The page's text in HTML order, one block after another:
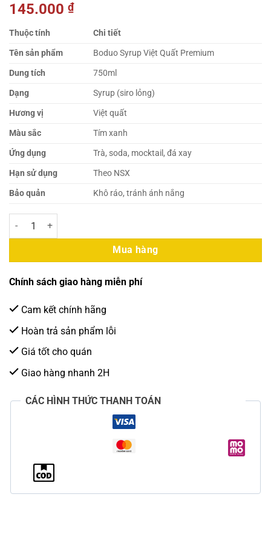
145.000 ₫
Thuộc tính
Chi tiết
Tên sản phẩm
Boduo Syrup Việt Quất Premium
Dung tích
750ml
Dạng
Syrup (siro lỏng)
Hương vị
Việt quất
Màu sắc
Tím xanh
Ứng dụng
Trà, soda, mocktail, đá xay
Hạn sử dụng
Theo NSX
Bảo quản
Khô ráo, tránh ánh nắng
Boduo Syrup Việt Quất Premium 750ml số lượng
Mua hàng
Chính sách giao hàng miễn phí
Cam kết chính hãng
Hoàn trả sản phẩm lỗi
Giá tốt cho quán
Giao hàng nhanh 2H
CÁC HÌNH THỨC THANH TOÁN